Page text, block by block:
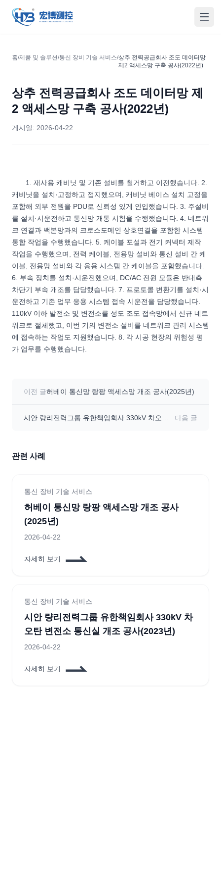
홍보측컨
메인
홈/제품 및 솔루션/통신 장비 기술 서비스/상추 전력공급회사 조도 데이터망
제2 액세스망 구축 공사(2022년)
상추 전력공급회사 조도 데이터망 제
2 액세스망 구축 공사(2022년)
게시일: 2026-04-22
1. 재사용 캐비닛 및 기존 설비를 철거하고 이전했습니다. 2.
캐비닛을 설치·고정하고 접지했으며, 캐비닛 베이스 설치 고정을
포함해 외부 전원을 PDU로 신뢰성 있게 인입했습니다. 3. 주설비
를 설치·시운전하고 통신망 개통 시험을 수행했습니다. 4. 네트워
크 연결과 백본망과의 크로스도메인 상호연결을 포함한 시스템
통합 작업을 수행했습니다. 5. 케이블 포설과 전기 커넥터 제작
작업을 수행했으며, 전력 케이블, 전용망 설비와 통신 설비 간 케
이블, 전용망 설비와 각 응용 시스템 간 케이블을 포함했습니다.
6. 부속 장치를 설치·시운전했으며, DC/AC 전원 모듈은 반대측
차단기 부속 개조를 담당했습니다. 7. 프로토콜 변환기를 설치·시
운전하고 기존 업무 응용 시스템 접속 시운전을 담당했습니다.
110kV 이하 발전소 및 변전소를 성도 조도 접속망에서 신규 네트
워크로 절체했고, 이번 기의 변전소 설비를 네트워크 관리 시스템
에 접속하는 작업도 지원했습니다. 8. 각 시공 현장의 위험성 평
가 업무를 수행했습니다.
이전 글허베이 통신망 랑팡 액세스망 개조 공사(2025년)
시안 량리전력그룹 유한책임회사 330kV 차오탄
다음 글
관련 사례
통신 장비 기술 서비스
허베이 통신망 랑팡 액세스망 개조 공사
(2025년)
2026-04-22
자세히 보기
통신 장비 기술 서비스
시안 량리전력그룹 유한책임회사 330kV 차
오탄 변전소 통신실 개조 공사(2023년)
2026-04-22
자세히 보기